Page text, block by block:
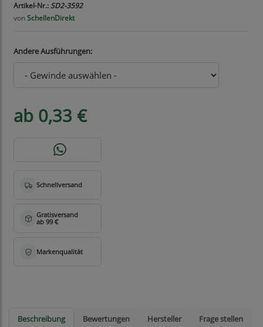
Artikel-Nr.: SD2-3592
vonSchellenDirekt
Andere Ausführungen:
ab 0,33 €
Beschreibung Bewertungen Hersteller Frage stellen